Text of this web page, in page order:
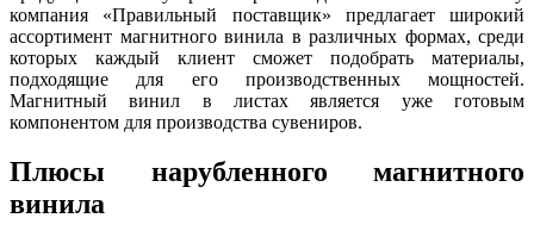
компания «Правильный поставщик» предлагает широкий
ассортимент магнитного винила в различных формах, среди
которых каждый клиент сможет подобрать материалы,
подходящие для его производственных мощностей.
Магнитный винил в листах является уже готовым
компонентом для производства сувениров.
Плюсы нарубленного магнитного
винила